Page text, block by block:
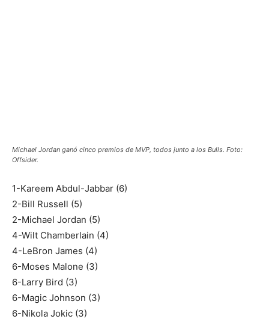
Michael Jordan ganó cinco premios de MVP, todos junto a los Bulls. Foto:
Offsider.
1-Kareem Abdul-Jabbar (6)
2-Bill Russell (5)
2-Michael Jordan (5)
4-Wilt Chamberlain (4)
4-LeBron James (4)
6-Moses Malone (3)
6-Larry Bird (3)
6-Magic Johnson (3)
6-Nikola Jokic (3)